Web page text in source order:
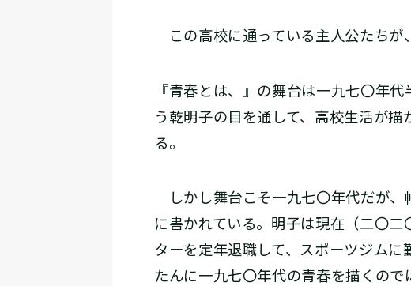
この高校に通っている主人公たちが
『青春とは、』の舞台は一九七〇年
う乾明子の目を通して、高校生活が
る。
しかし舞台こそ一九七〇年代だが、
に書かれている。明子は現在（二〇
ターを定年退職して、スポーツジム
たんに一九七〇年代の青春を描くので